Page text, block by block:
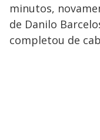
minutos,
de Danilo
completou de